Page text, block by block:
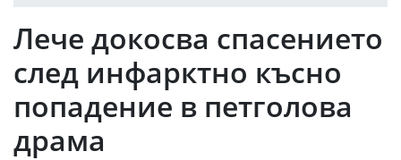
Лече докосва спасението
след инфарктно късно
попадение в петголова
драма